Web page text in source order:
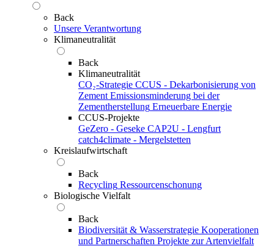
Back
Unsere Verantwortung
Klimaneutralität
Back
Klimaneutralität
CO₂-Strategie CCUS - Dekarbonisierung von
Zement Emissionsminderung bei der
Zementherstellung Erneuerbare Energie
CCUS-Projekte
GeZero - Geseke CAP2U - Lengfurt
catch4climate - Mergelstetten
Kreislaufwirtschaft
Back
Recycling Ressourcenschonung
Biologische Vielfalt
Back
Biodiversität & Wasserstrategie Kooperationen
und Partnerschaften Projekte zur Artenvielfalt